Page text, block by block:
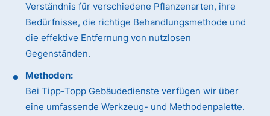
Verständnis für verschiedene Pflanzenarten, ihre
Bedürfnisse, die richtige Behandlungsmethode und
die effektive Entfernung von nutzlosen
Gegenständen.
Methoden:
Bei Tipp-Topp Gebäudedienste verfügen wir über
eine umfassende Werkzeug- und Methodenpalette.